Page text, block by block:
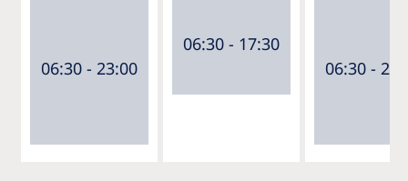
06:30 - 23:00
06:30 - 17:30
06:30 -